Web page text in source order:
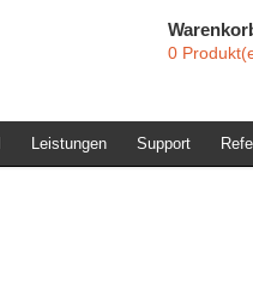
0
Leistungen Support